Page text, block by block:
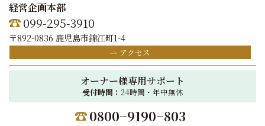
経営企画本部
099-295-3910
〒892-0836 鹿児島市錦江町1-4
アクセス
オーナー様専用サポート
受付時間： 24時間・年中無休
0800−9190−803